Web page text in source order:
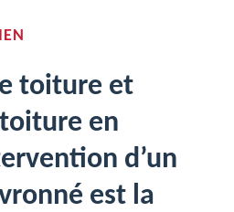
toiture et
en
d’un
est la